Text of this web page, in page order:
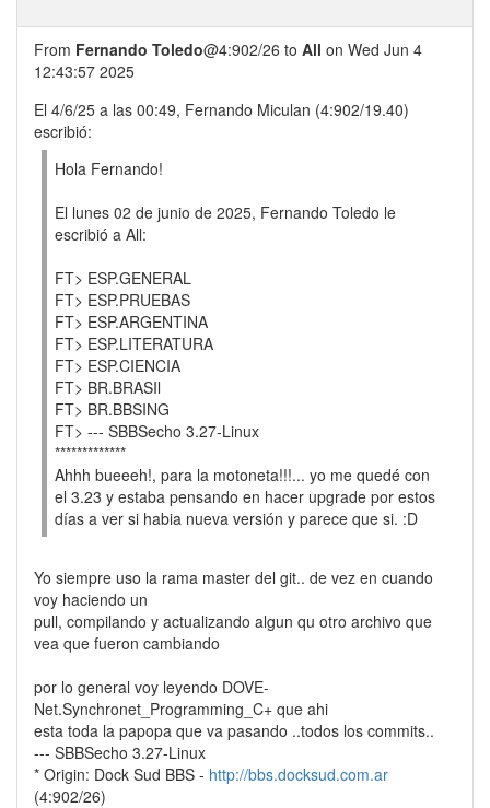
From Fernando Toledo@4:902/26 to All on Wed Jun 4
12:43:57 2025
El 4/6/25 a las 00:49, Fernando Miculan (4:902/19.40)
escribió:
Hola Fernando!
El lunes 02 de junio de 2025, Fernando Toledo le
escribió a All:
FT> ESP.GENERAL
FT> ESP.PRUEBAS
FT> ESP.ARGENTINA
FT> ESP.LITERATURA
FT> ESP.CIENCIA
FT> BR.BRASIl
FT> BR.BBSING
FT> --- SBBSecho 3.27-Linux
*************
Ahhh bueeeh!, para la motoneta!!!... yo me quedé con
el 3.23 y estaba pensando en hacer upgrade por estos
días a ver si habia nueva versión y parece que si. :D
Yo siempre uso la rama master del git.. de vez en cuando
voy haciendo un
pull, compilando y actualizando algun qu otro archivo que
vea que fueron cambiando
por lo general voy leyendo DOVE-
Net.Synchronet_Programming_C+ que ahi
esta toda la papopa que va pasando ..todos los commits..
--- SBBSecho 3.27-Linux
* Origin: Dock Sud BBS - http://bbs.docksud.com.ar
(4:902/26)